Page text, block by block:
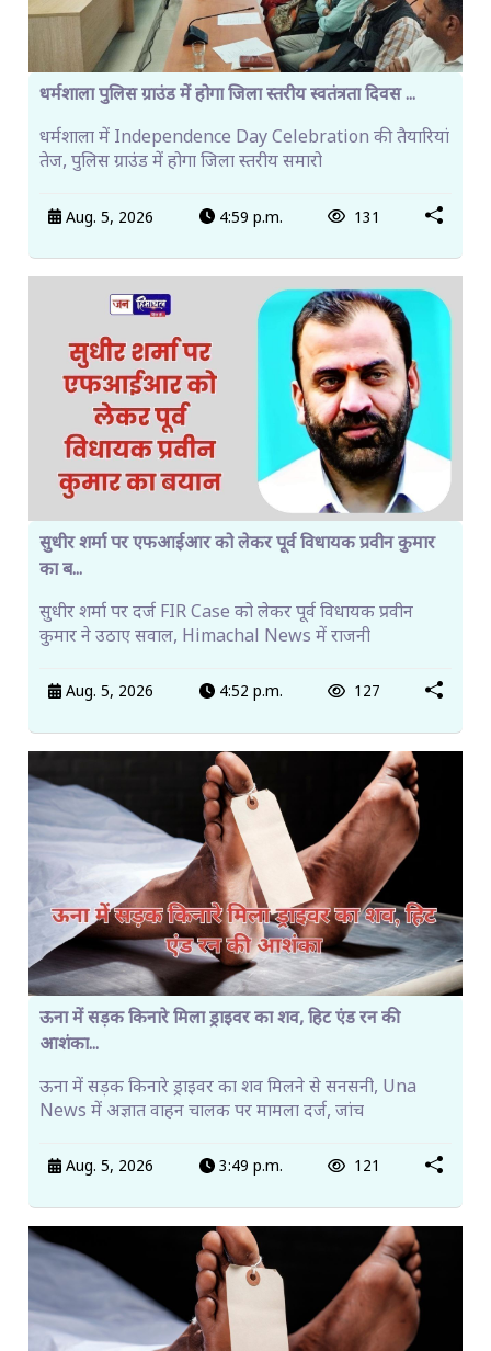
धर्मशाला पुलिस ग्राउंड में होगा जिला स्तरीय स्वतंत्रता दिवस ...
धर्मशाला में Independence Day Celebration की तैयारियां
तेज, पुलिस ग्राउंड में होगा जिला स्तरीय समारो
Aug. 5, 2026 4:59 p.m. 131
सुधीर शर्मा पर एफआईआर को लेकर पूर्व विधायक प्रवीन कुमार
का ब...
सुधीर शर्मा पर दर्ज FIR Case को लेकर पूर्व विधायक प्रवीन
कुमार ने उठाए सवाल, Himachal News में राजनी
Aug. 5, 2026 4:52 p.m. 127
ऊना में सड़क किनारे मिला ड्राइवर का शव, हिट एंड रन की
आशंका...
ऊना में सड़क किनारे ड्राइवर का शव मिलने से सनसनी, Una
News में अज्ञात वाहन चालक पर मामला दर्ज, जांच
Aug. 5, 2026 3:49 p.m. 121